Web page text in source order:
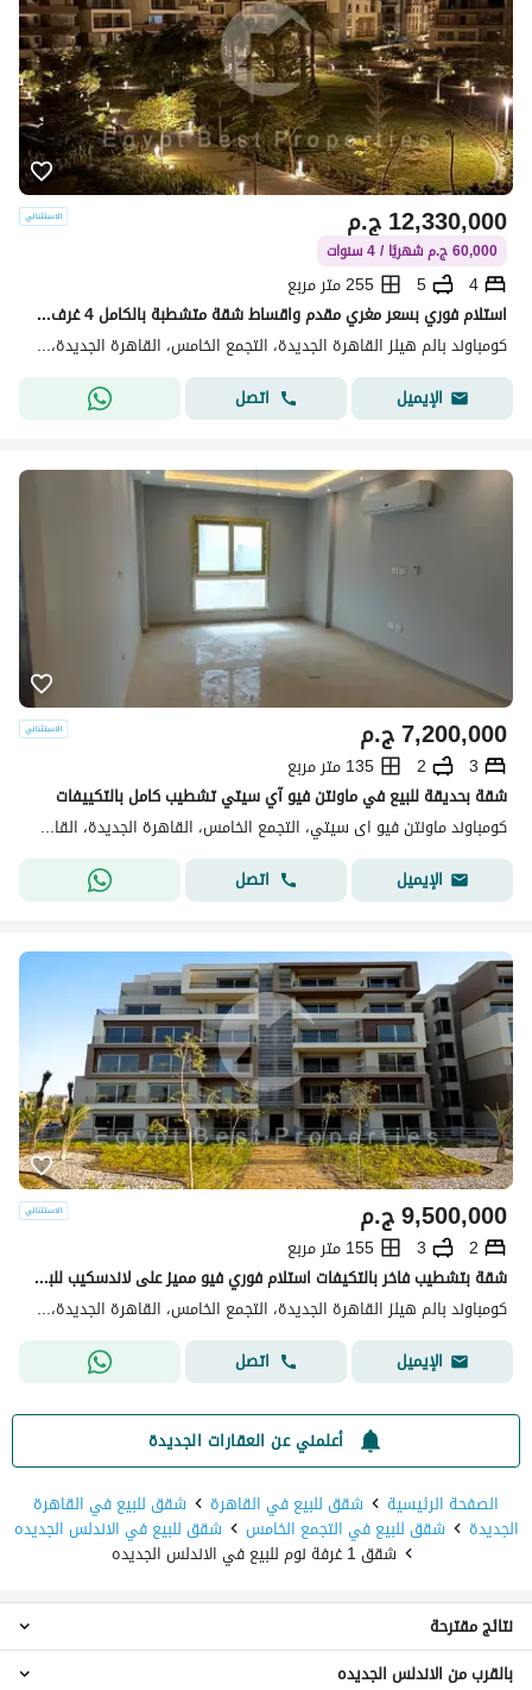
ج.م12,330,000
60,000 ج.م شهريًا / 4 سنوات
4
5
255 متر مربع
استلام فوري بسعر مغري مقدم واقساط شقة متشطبة بالكامل 4 غرف 255 متر للبيع في كمباوند بالم هيلز نيو كايرو التجمع الخامس
كومباوند بالم هيلز القاهرة الجديدة، التجمع الخامس، القاهرة الجديدة، القاهرة
الإيميل
اتصل
ج.م7,200,000
3
2
135 متر مربع
شقة بحديقة للبيع في ماونتن فيو آي سيتي تشطيب كامل بالتكييفات
كومباوند ماونتن فيو اى سيتي، التجمع الخامس، القاهرة الجديدة، القاهرة
الإيميل
اتصل
ج.م9,500,000
2
3
155 متر مربع
شقة بتشطيب فاخر بالتكيفات استلام فوري فيو مميز على لاندسكيب للبيع في كمباوند بالم هيلز نيو كايرو التجمع الخامس
كومباوند بالم هيلز القاهرة الجديدة، التجمع الخامس، القاهرة الجديدة، القاهرة
الإيميل
اتصل
أعلمني عن العقارات الجديدة
الصفحة الرئيسية
شقق للبيع في القاهرة شقق للبيع في القاهرة
الجديدة شقق للبيع في التجمع الخامس شقق للبيع في الاندلس الجديده
شقق 1 غرفة نوم للبيع في الاندلس الجديده
شقق 2 غرفة نوم للبيع في الاندلس الجديده
نتائج مقترحة
بالقرب من الاندلس الجديده